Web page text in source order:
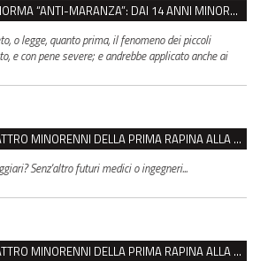
IL GOVERNO VARA NORMA “ANTI-MARANZA”: DAI 14 ANNI MINORENNI IMPUTABILI “FINO A PROVA CONTRARIA”
o legge, quanto prima, il fenomeno dei piccoli
e con pene severe; e andrebbe applicato anche ai
REGGIO, PRESI I QUATTRO MINORENNI DELLA PRIMA RAPINA ALLA FARMACIA DI COVIOLO
Senz'altro futuri medici o ingegneri...
REGGIO, PRESI I QUATTRO MINORENNI DELLA PRIMA RAPINA ALLA FARMACIA DI COVIOLO